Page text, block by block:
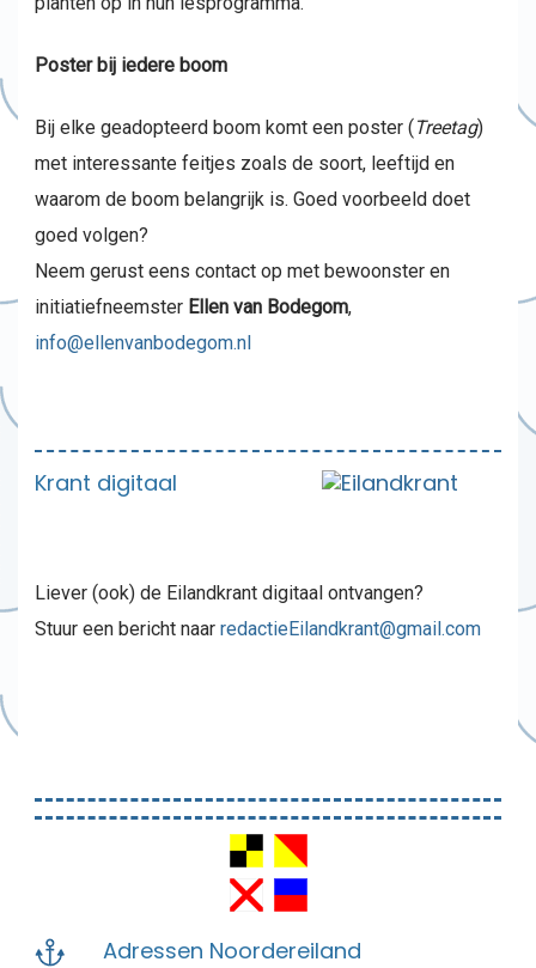
Poster bij iedere boom
Bij elke geadopteerd boom komt een poster (Treetag)
met interessante feitjes zoals de soort, leeftijd en
waarom de boom belangrijk is. Goed voorbeeld doet
goed volgen?
Neem gerust eens contact op met bewoonster en
initiatiefneemster Ellen van Bodegom,
info@ellenvanbodegom.nl
Krant digitaal
Liever (ook) de Eilandkrant digitaal ontvangen?
Stuur een bericht naar redactieEilandkrant@gmail.com
Adressen Noordereiland